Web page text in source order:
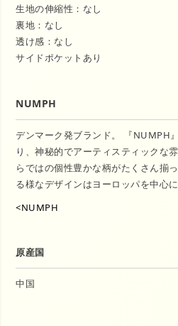
生地の伸縮性：なし
裏地：なし
透け感：なし
サイドポケットあり
NUMPH
デンマーク発ブランド。 『NUMPH
り、神秘的でアーティスティックな
らではの個性豊かな柄がたくさん揃
る様なデザインはヨーロッパを中心
<NUMPH
原産国
中国